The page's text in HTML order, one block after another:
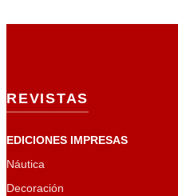
REVISTAS
EDICIONES IMPRESAS
Náutica
Decoración